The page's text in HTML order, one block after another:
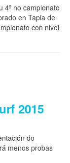
4º no campionato
en Tapia de
con nivel
2015
do
menos probas